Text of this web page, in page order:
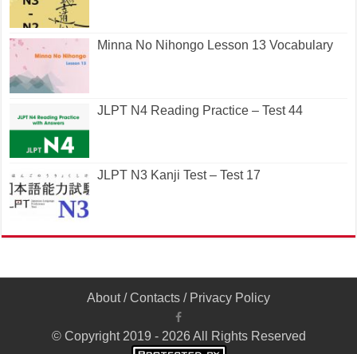
Minna No Nihongo Lesson 13 Vocabulary
JLPT N4 Reading Practice – Test 44
JLPT N3 Kanji Test – Test 17
About/Contacts / Privacy Policy
© Copyright 2019 - 2026 All Rights Reserved